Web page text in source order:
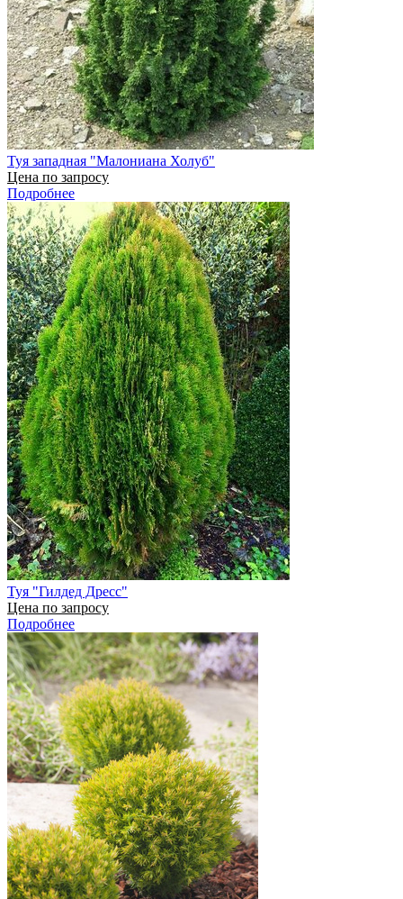
Туя западная "Малониана Холуб"
Цена по запросу
Подробнее
Туя "Гилдед Дресс"
Цена по запросу
Подробнее